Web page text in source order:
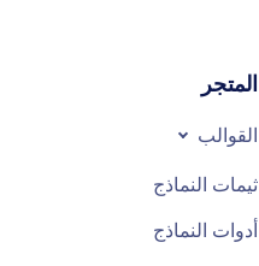
المتجر
القوالب
ثيمات النماذج
أدوات النماذج